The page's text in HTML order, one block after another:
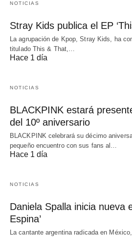
NOTICIAS
Stray Kids publica el EP
La agrupación de Kpop, Stray Kids, ha
titulado This & That,…
Hace 1 día
NOTICIAS
BLACKPINK estará
del 10º aniversario
BLACKPINK celebrará su décimo
pequeño encuentro con sus fans al…
Hace 1 día
NOTICIAS
Daniela Spalla inicia nueva
Espina’
La cantante argentina radicada en